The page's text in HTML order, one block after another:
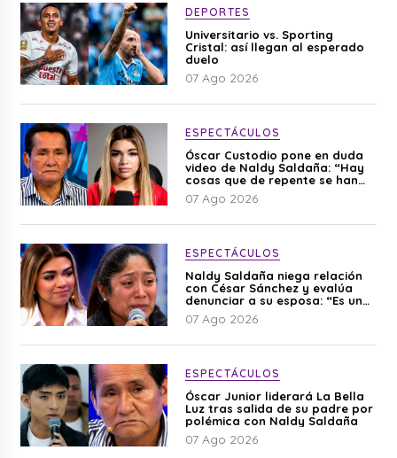
DEPORTES
Universitario vs. Sporting
Cristal: así llegan al esperado
duelo
07 Ago 2026
ESPECTÁCULOS
Óscar Custodio pone en duda
video de Naldy Saldaña: “Hay
cosas que de repente se han
editado”
07 Ago 2026
ESPECTÁCULOS
Naldy Saldaña niega relación
con César Sánchez y evalúa
denunciar a su esposa: “Es una
difamación”
07 Ago 2026
ESPECTÁCULOS
Óscar Junior liderará La Bella
Luz tras salida de su padre por
polémica con Naldy Saldaña
07 Ago 2026